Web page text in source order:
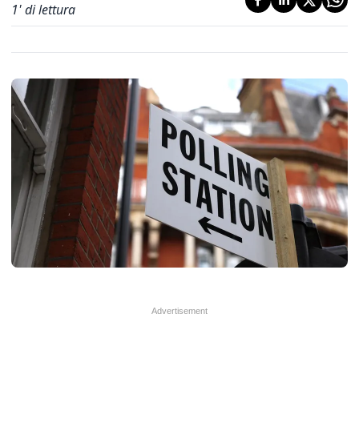
1' di lettura